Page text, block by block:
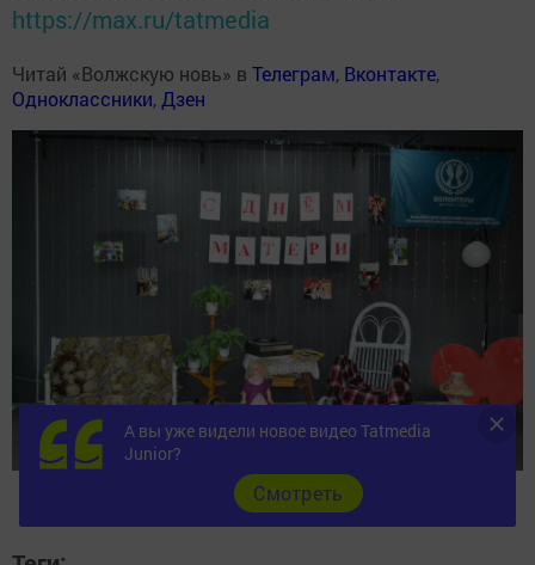
https://max.ru/tatmedia
Читай «Волжскую новь» в Телеграм, Вконтакте,
Одноклассники, Дзен
А вы уже видели новое видео Tatmedia
Junior?
Cмотреть